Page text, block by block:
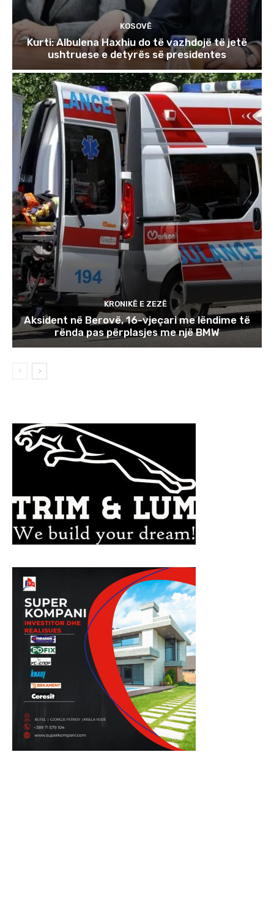
KOSOVË
Kurti: Albulena Haxhiu do të vazhdojë të jetë
ushtruese e detyrës së presidentes
KRONIKË E ZEZË
Aksident në Berovë, 16-vjeçari me lëndime të
rënda pas përplasjes me një BMW